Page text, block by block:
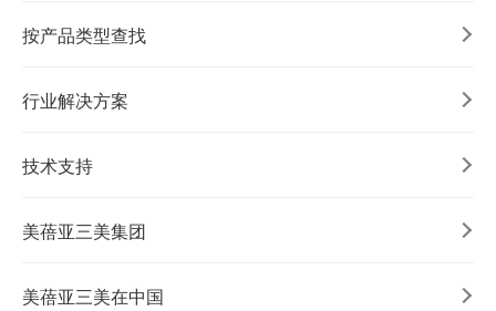
按产品类型查找
行业解决方案
技术支持
美蓓亚三美集团
美蓓亚三美在中国